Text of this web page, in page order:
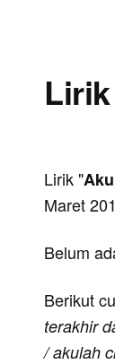
Lirik "
Maret
Belum
Berikut
terakhir
/ akulah